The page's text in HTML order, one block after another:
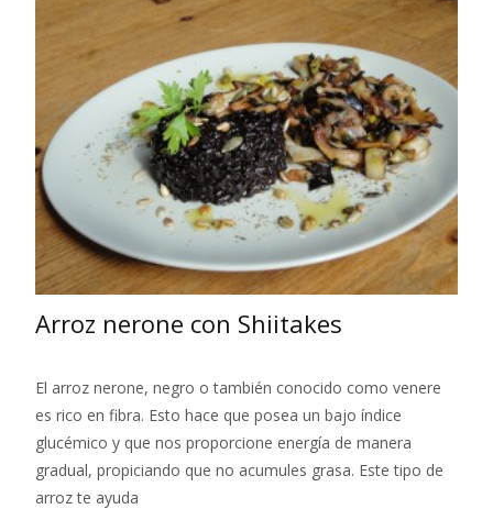
Arroz nerone con Shiitakes
El arroz nerone, negro o también conocido como venere
es rico en fibra. Esto hace que posea un bajo índice
glucémico y que nos proporcione energía de manera
gradual, propiciando que no acumules grasa. Este tipo de
arroz te ayuda